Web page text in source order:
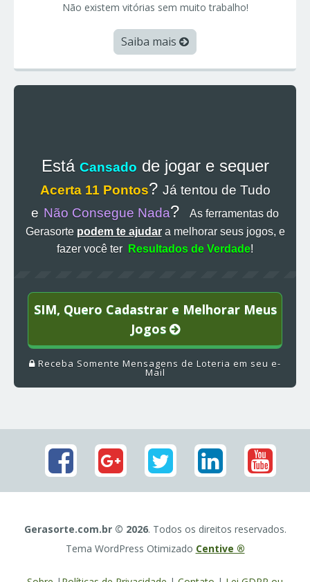
Não existem vitórias sem muito trabalho!
Saiba mais
Está Cansado de jogar e sequer
Acerta 11 Pontos? Já tentou de Tudo
e Não Consegue Nada?
As ferramentas do
Gerasorte podem te ajudara melhorar seus jogos, e
fazer você ter
Resultados de Verdade!
SIM, Quero Cadastrar e Melhorar Meus
Jogos
Receba Somente Mensagens de Loteria em seu e-
Mail
Gerasorte.com.br © 2026. Todos os direitos reservados.
Tema WordPress Otimizado Centive ®